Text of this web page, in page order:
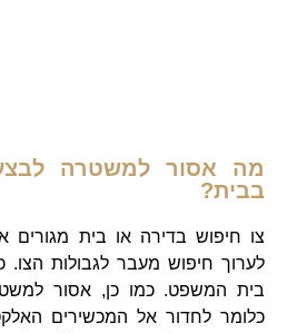
מה אסור למשטרה
בבית?
צו חיפוש בדירה או בית מגורים
לערוך חיפוש מעבר לגבולות
בית המשפט. כמו כן, אסור
כלומר לחדור אל המכשירים